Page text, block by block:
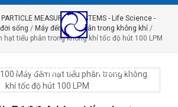
KHÁCH HÀNG WEBINAR
PARTICLE MEASURING SYSTEMS - Life Science -
sống / Máy đếm tiểu phân trong không khí /
hạt tiểu phân trong không khí tốc độ hút 100 LPM